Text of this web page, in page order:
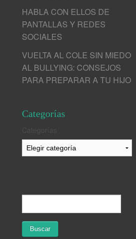
HABLA CON ELLOS DE
PANTALLAS Y REDES
SOCIALES
VUELTA AL COLE SIN MIEDO
AL BULLYING: CONSEJOS
PARA PREPARAR A TU HIJO
Categorías